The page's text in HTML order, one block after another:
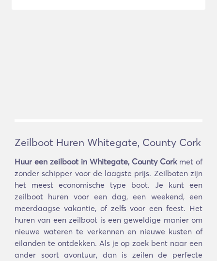
Zeilboot Huren Whitegate, County Cork
Huur een zeilboot in Whitegate, County Corkmet of
zonder schipper voor de laagste prijs. Zeilboten zijn
het meest economische type boot. Je kunt een
zeilboot huren voor een dag, een weekend, een
meerdaagse vakantie, of zelfs voor een feest. Het
huren van een zeilboot is een geweldige manier om
nieuwe wateren te verkennen en nieuwe kusten of
eilanden te ontdekken. Als je op zoek bent naar een
ander soort avontuur, dan is zeilen de perfecte